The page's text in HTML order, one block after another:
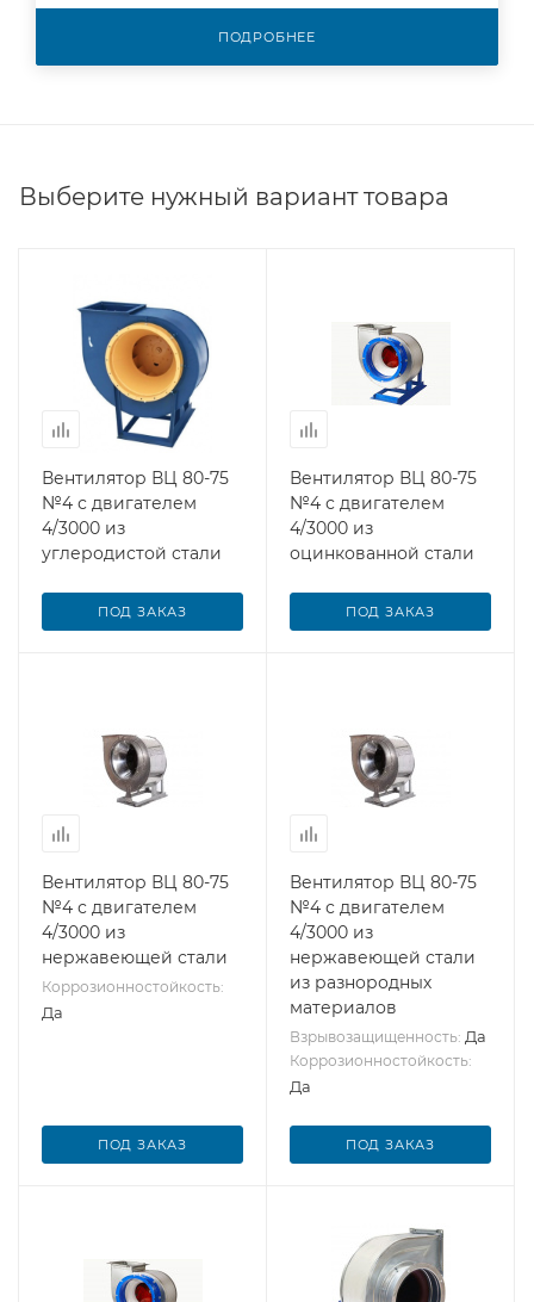
ПОДРОБНЕЕ
Выберите нужный вариант товара
Вентилятор ВЦ 80-75
№4 с двигателем
4/3000 из
углеродистой стали
ПОД ЗАКАЗ
Вентилятор ВЦ 80-75
№4 с двигателем
4/3000 из
оцинкованной стали
ПОД ЗАКАЗ
Вентилятор ВЦ 80-75
№4 с двигателем
4/3000 из
нержавеющей стали
Коррозионностойкость:
Да
ПОД ЗАКАЗ
Вентилятор ВЦ 80-75
№4 с двигателем
4/3000 из
нержавеющей стали
из разнородных
материалов
Взрывозащищенность: Да
Коррозионностойкость:
Да
ПОД ЗАКАЗ